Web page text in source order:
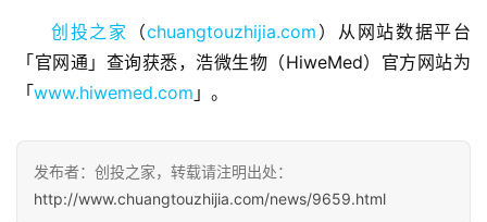
商
业
初
创投之家 （chuangtouzhijia.com ）从网站数据平台
「官网通」查询获悉，浩微生物（HiweMed）官方网站为
「www.hiwemed.com 」。
发布者：创投之家，转载请注明出处：
http://www.chuangtouzhijia.com/news/9659.html